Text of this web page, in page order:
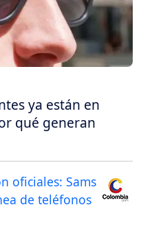
ya están en
qué generan